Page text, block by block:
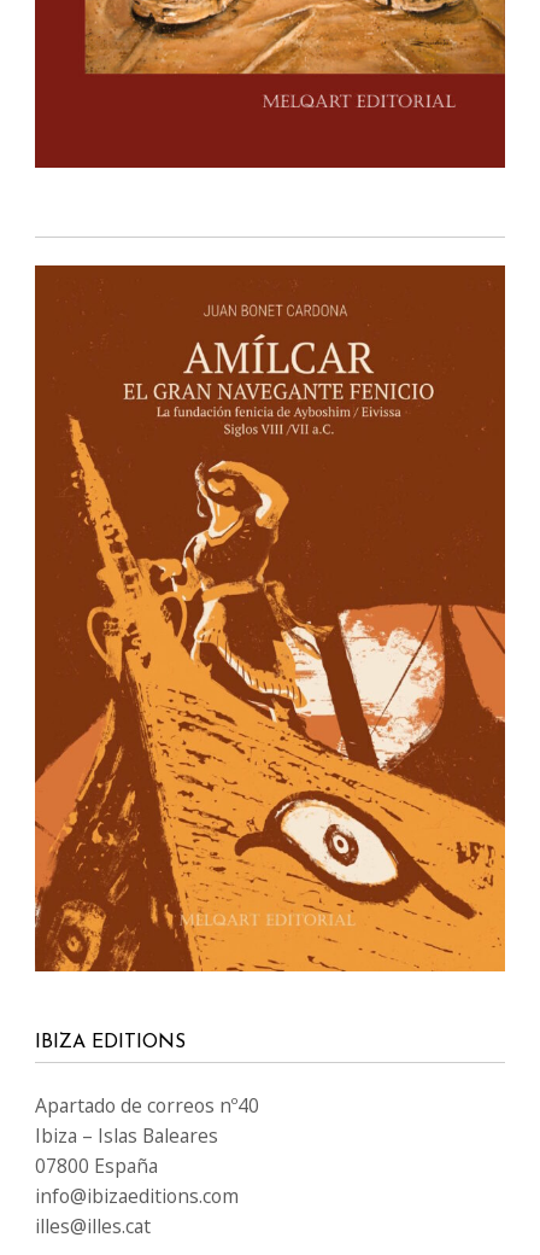
IBIZA EDITIONS
Apartado de correos nº40
Ibiza – Islas Baleares
07800 España
info@ibizaeditions.com
illes@illes.cat